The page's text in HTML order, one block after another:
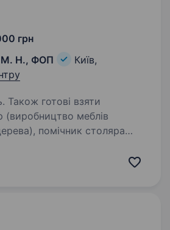
грн
М. Н., ФОП
Київ,
Також готові взяти
помічник столяра
Ми займаємось